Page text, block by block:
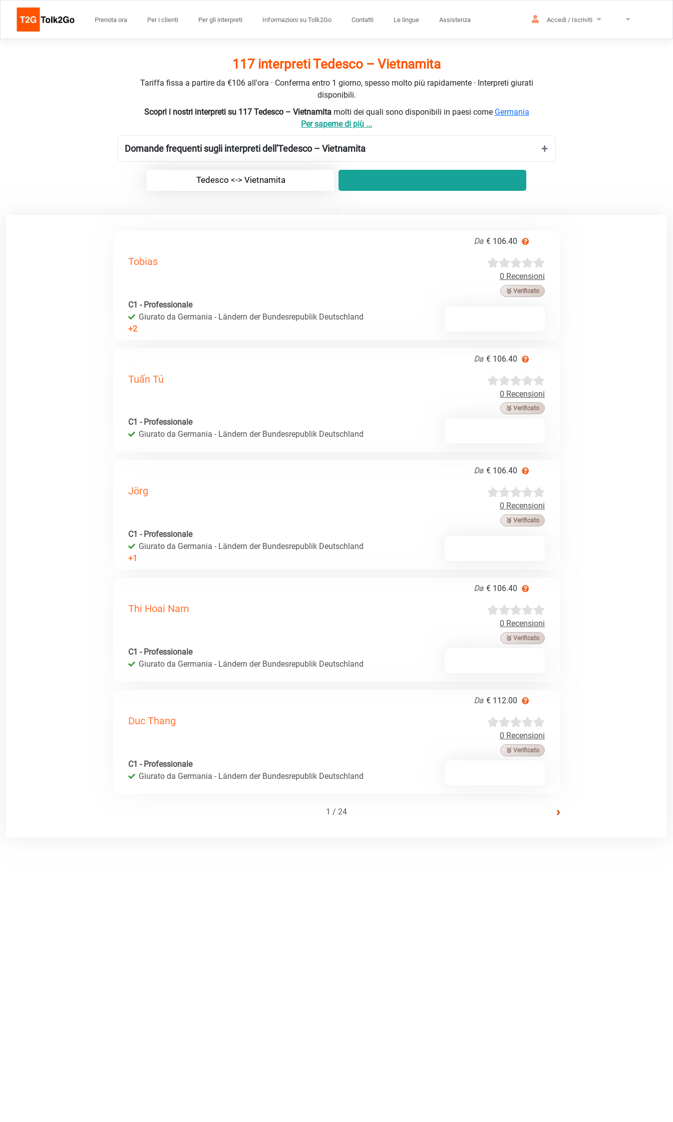
Prenota ora Per i clienti Per gli interpreti Informazioni su Tolk2Go Contatti Le lingue Assistenza Accedi / Iscriviti
117 interpreti Tedesco – Vietnamita
Tariffa fissa a partire da €106 all'ora · Conferma entro 1 giorno, spesso molto più rapidamente · Interpreti giurati
disponibili.
Scopri i nostri interpreti su 117 Tedesco – Vietnamita molti dei quali sono disponibili in paesi come Germania
Per saperne di più ...
Domande frequenti sugli interpreti dell'Tedesco – Vietnamita
Tedesco <-> Vietnamita
Da € 106.40
Tobias
0 Recensioni
🥉 Verificato
C1 - Professionale
Giurato da Germania - Ländern der Bundesrepublik Deutschland
+2
Da € 106.40
Tuấn Tú
0 Recensioni
🥉 Verificato
C1 - Professionale
Giurato da Germania - Ländern der Bundesrepublik Deutschland
Da € 106.40
Jörg
0 Recensioni
🥉 Verificato
C1 - Professionale
Giurato da Germania - Ländern der Bundesrepublik Deutschland
+1
Da € 106.40
Thi Hoai Nam
0 Recensioni
🥉 Verificato
C1 - Professionale
Giurato da Germania - Ländern der Bundesrepublik Deutschland
Da € 112.00
Duc Thang
0 Recensioni
🥉 Verificato
C1 - Professionale
Giurato da Germania - Ländern der Bundesrepublik Deutschland
1 / 24 ›